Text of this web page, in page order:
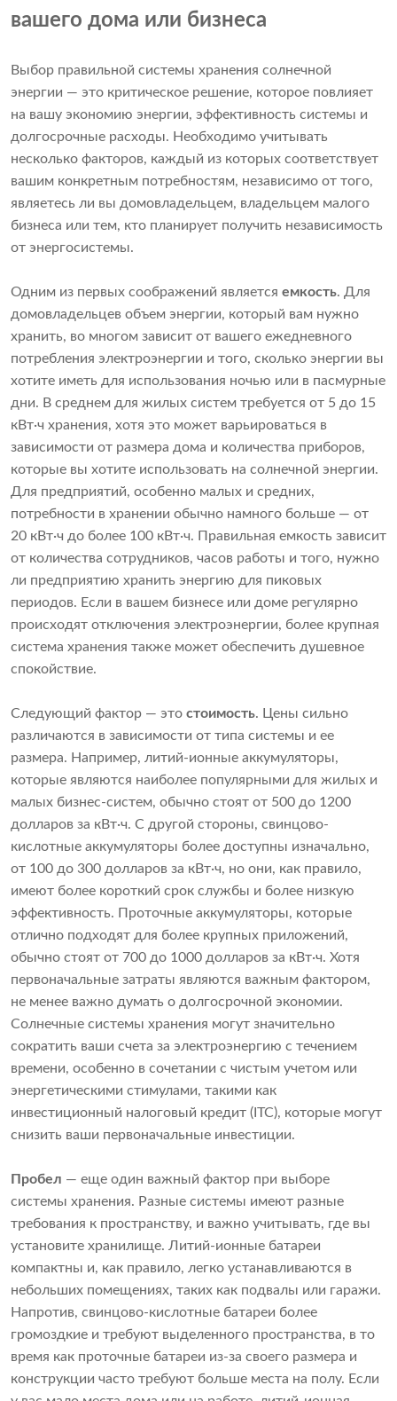
вашего дома или бизнеса
Выбор правильной системы хранения солнечной
энергии — это критическое решение, которое повлияет
на вашу экономию энергии, эффективность системы и
долгосрочные расходы. Необходимо учитывать
несколько факторов, каждый из которых соответствует
вашим конкретным потребностям, независимо от того,
являетесь ли вы домовладельцем, владельцем малого
бизнеса или тем, кто планирует получить независимость
от энергосистемы.
Одним из первых соображений является емкость. Для
домовладельцев объем энергии, который вам нужно
хранить, во многом зависит от вашего ежедневного
потребления электроэнергии и того, сколько энергии вы
хотите иметь для использования ночью или в пасмурные
дни. В среднем для жилых систем требуется от 5 до 15
кВт·ч хранения, хотя это может варьироваться в
зависимости от размера дома и количества приборов,
которые вы хотите использовать на солнечной энергии.
Для предприятий, особенно малых и средних,
потребности в хранении обычно намного больше — от
20 кВт·ч до более 100 кВт·ч. Правильная емкость зависит
от количества сотрудников, часов работы и того, нужно
ли предприятию хранить энергию для пиковых
периодов. Если в вашем бизнесе или доме регулярно
происходят отключения электроэнергии, более крупная
система хранения также может обеспечить душевное
спокойствие.
Следующий фактор — это стоимость. Цены сильно
различаются в зависимости от типа системы и ее
размера. Например, литий-ионные аккумуляторы,
которые являются наиболее популярными для жилых и
малых бизнес-систем, обычно стоят от 500 до 1200
долларов за кВт·ч. С другой стороны, свинцово-
кислотные аккумуляторы более доступны изначально,
от 100 до 300 долларов за кВт·ч, но они, как правило,
имеют более короткий срок службы и более низкую
эффективность. Проточные аккумуляторы, которые
отлично подходят для более крупных приложений,
обычно стоят от 700 до 1000 долларов за кВт·ч. Хотя
первоначальные затраты являются важным фактором,
не менее важно думать о долгосрочной экономии.
Солнечные системы хранения могут значительно
сократить ваши счета за электроэнергию с течением
времени, особенно в сочетании с чистым учетом или
энергетическими стимулами, такими как
инвестиционный налоговый кредит (ITC), которые могут
снизить ваши первоначальные инвестиции.
Пробел — еще один важный фактор при выборе
системы хранения. Разные системы имеют разные
требования к пространству, и важно учитывать, где вы
установите хранилище. Литий-ионные батареи
компактны и, как правило, легко устанавливаются в
небольших помещениях, таких как подвалы или гаражи.
Напротив, свинцово-кислотные батареи более
громоздкие и требуют выделенного пространства, в то
время как проточные батареи из-за своего размера и
конструкции часто требуют больше места на полу. Если